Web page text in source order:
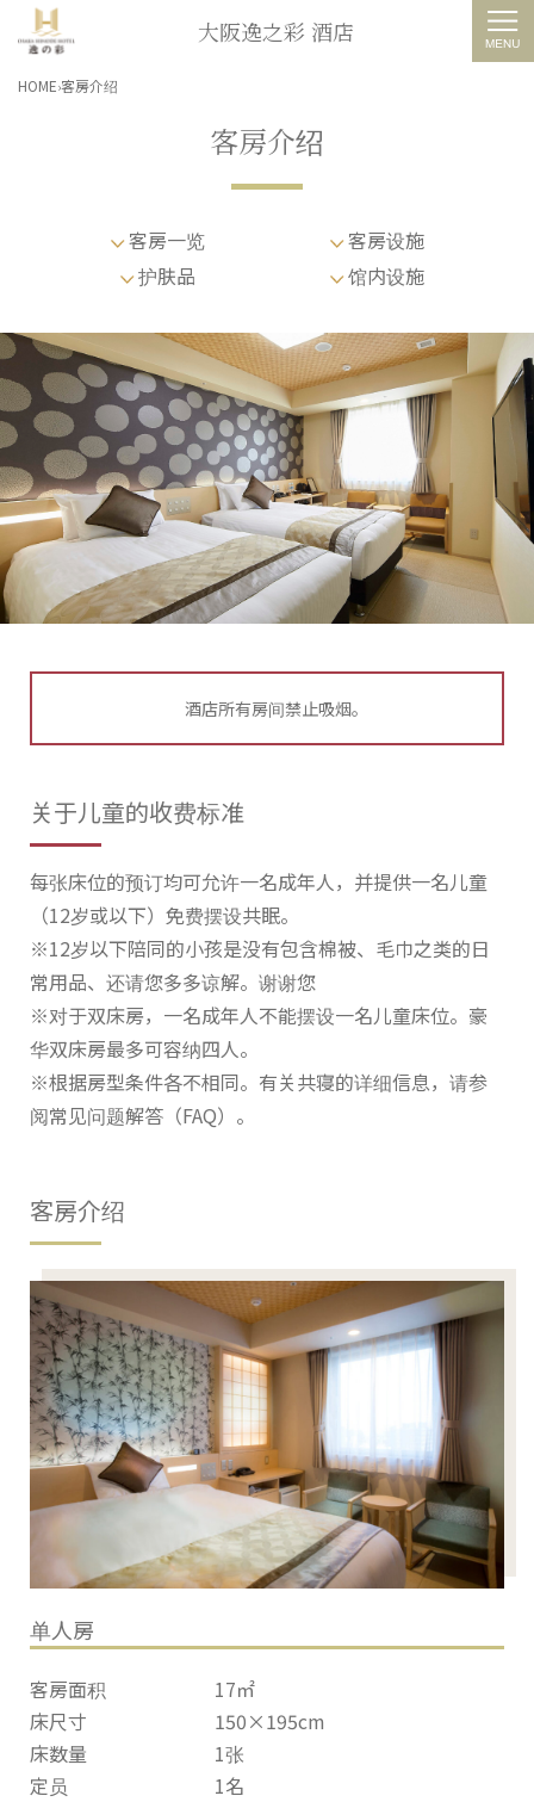
大阪逸之彩 酒店
HOME 客房介绍
客房介绍
客房一览
客房设施
护肤品
馆内设施
酒店所有房间禁止吸烟。
关于儿童的收费标准
每张床位的预订均可允许一名成年人，并提供一名儿童
（12岁或以下）免费摆设共眠。
※12岁以下陪同的小孩是没有包含棉被、毛巾之类的日
常用品、还请您多多谅解。谢谢您
※对于双床房，一名成年人不能摆设一名儿童床位。豪
华双床房最多可容纳四人。
※根据房型条件各不相同。有关共寝的详细信息，请参
阅常见问题解答（FAQ）。
客房介绍
单人房
客房面积
17㎡
床尺寸
150×195cm
床数量
1张
定员
1名